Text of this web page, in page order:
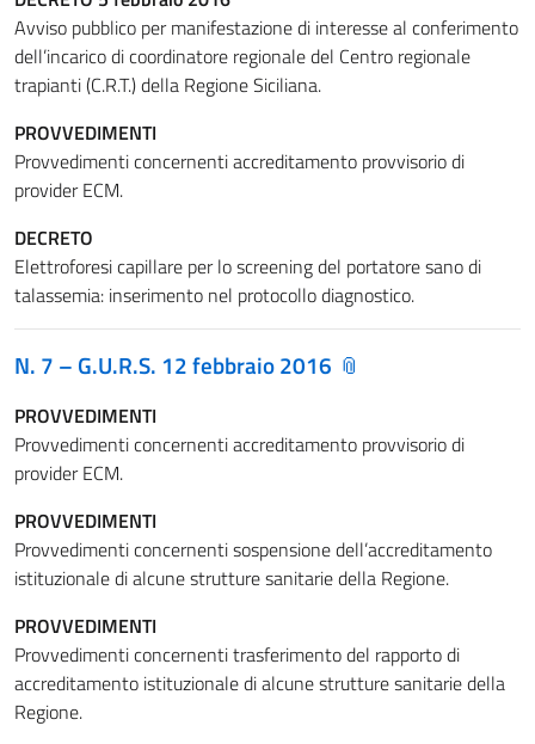
Avviso pubblico per manifestazione di interesse al conferimento
dell’incarico di coordinatore regionale del Centro regionale
trapianti (C.R.T.) della Regione Siciliana.
PROVVEDIMENTI
Provvedimenti concernenti accreditamento provvisorio di
provider ECM.
DECRETO
Elettroforesi capillare per lo screening del portatore sano di
talassemia: inserimento nel protocollo diagnostico.
N. 7 – G.U.R.S. 12 febbraio 2016
PROVVEDIMENTI
Provvedimenti concernenti accreditamento provvisorio di
provider ECM.
PROVVEDIMENTI
Provvedimenti concernenti sospensione dell’accreditamento
istituzionale di alcune strutture sanitarie della Regione.
PROVVEDIMENTI
Provvedimenti concernenti trasferimento del rapporto di
accreditamento istituzionale di alcune strutture sanitarie della
Regione.